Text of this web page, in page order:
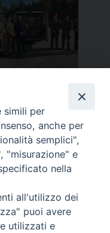
La vicinanza del Pasfa al
contingente in Bulgaria-
simili per
anche per
semplici",
"misurazione" e
nella
all'utilizzo dei
puoi avere
utilizzati e